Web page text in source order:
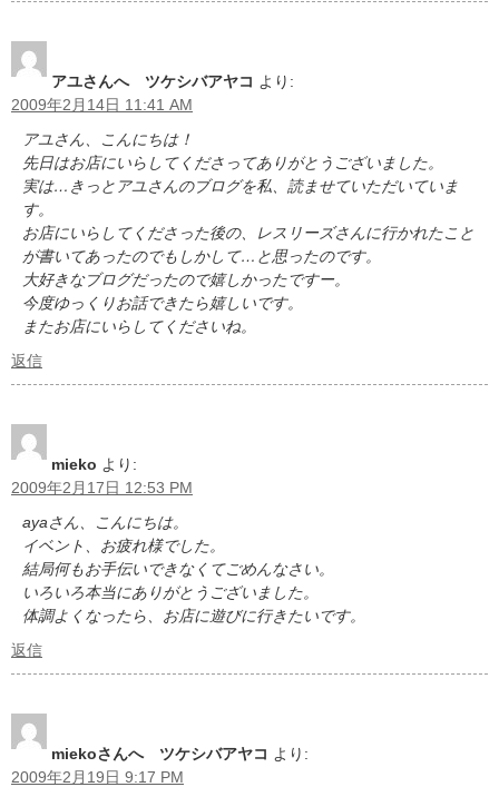
アユさんへ ツケシバアヤコ より:
2009年2月14日 11:41 AM
アユさん、こんにちは！
先日はお店にいらしてくださってありがとうございました。
実は…きっとアユさんのブログを私、読ませていただいていま
す。
お店にいらしてくださった後の、レスリーズさんに行かれたこと
が書いてあったのでもしかして…と思ったのです。
大好きなブログだったので嬉しかったですー。
今度ゆっくりお話できたら嬉しいです。
またお店にいらしてくださいね。
返信
mieko より:
2009年2月17日 12:53 PM
ayaさん、こんにちは。
イベント、お疲れ様でした。
結局何もお手伝いできなくてごめんなさい。
いろいろ本当にありがとうございました。
体調よくなったら、お店に遊びに行きたいです。
返信
miekoさんへ ツケシバアヤコ より:
2009年2月19日 9:17 PM